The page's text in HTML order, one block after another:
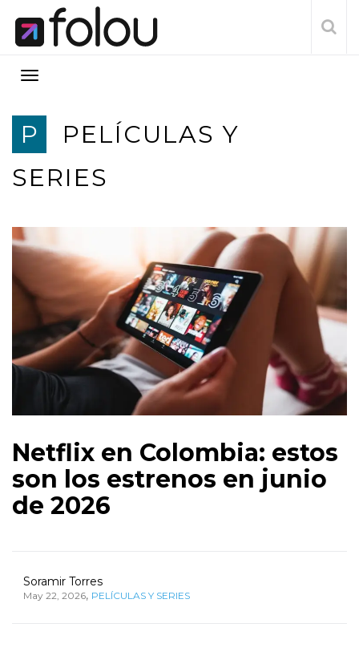
P
PELÍCULAS Y
SERIES
Netflix en Colombia: estos
son los estrenos en junio
de 2026
Soramir Torres
May 22, 2026, PELÍCULAS Y SERIES